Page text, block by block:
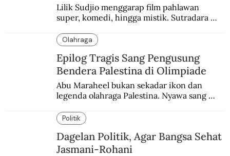
Lilik Sudjio menggarap film pahlawan
super, komedi, hingga mistik. Sutradara
Olahraga
Epilog Tragis Sang Pengusung
Bendera Palestina di Olimpiade
Abu Maraheel bukan sekadar ikon dan
legenda olahraga Palestina. Nyawa sang
memblokade Rafah.
Politik
Dagelan Politik, Agar Bangsa Sehat
Jasmani-Rohani